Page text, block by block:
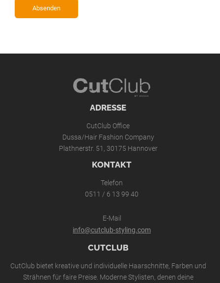
ADRESSE
CutClub Office
Dussa/Hair Fashion Company
Plathnerstr. 51, 30175 Hannover
KONTAKT
Telefon
0511 / 6 13 99 40
E-Mail
info@cutclub-styling.com
CUTCLUB
CutClub bietet kreative und individuelle Haarschnitte, Farben und
Strähnen für faire Preise. Moderne Stylisten, denen deine